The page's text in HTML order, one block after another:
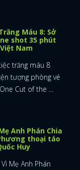
Máu 8: Sở
shot 35 phút
Nam
trăng máu 8
tượng phòng vé
Cut of the ...
Anh Phán Chia
thoại táo
Huy
Mẹ Anh Phán